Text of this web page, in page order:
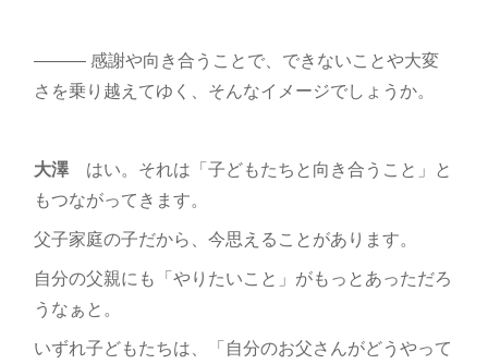
――― 感謝や向き合うことで、できないことや大変
さを乗り越えてゆく、そんなイメージでしょうか。
大澤 はい。それは「子どもたちと向き合うこと」と
もつながってきます。
父子家庭の子だから、今思えることがあります。
自分の父親にも「やりたいこと」がもっとあっただろ
うなぁと。
いずれ子どもたちは、「自分のお父さんがどうやって